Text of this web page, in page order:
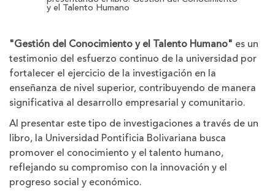
y el Talento Humano
"Gestión del Conocimiento y el Talento Humano" es un
testimonio del esfuerzo continuo de la universidad por
fortalecer el ejercicio de la investigación en la
enseñanza de nivel superior, contribuyendo de manera
significativa al desarrollo empresarial y comunitario.
Al presentar este tipo de investigaciones a través de un
libro, la Universidad Pontificia Bolivariana busca
promover el conocimiento y el talento humano,
reflejando su compromiso con la innovación y el
progreso social y económico.